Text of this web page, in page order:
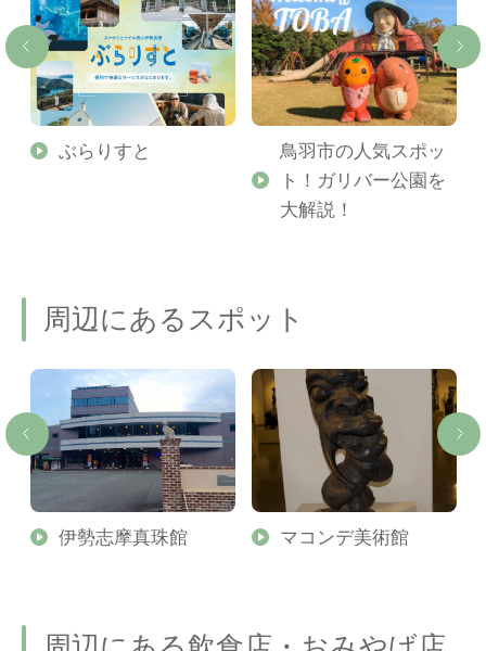
ぶらりすと
鳥羽市の人気スポッ
ト！ガリバー公園を
大解説！
周辺にあるスポット
伊勢志摩真珠館 マコンデ美術館